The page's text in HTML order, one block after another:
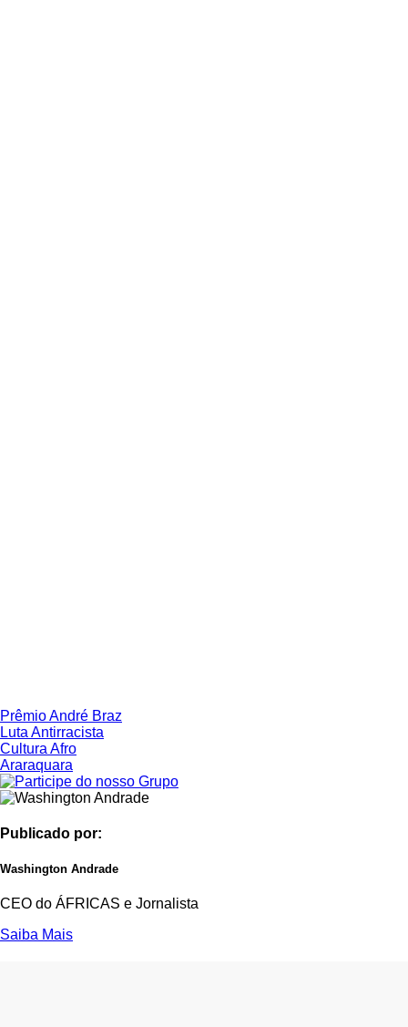
Prêmio André Braz
Luta Antirracista
Cultura Afro
Araraquara
Publicado por:
Washington Andrade
CEO do ÁFRICAS e Jornalista
Saiba Mais